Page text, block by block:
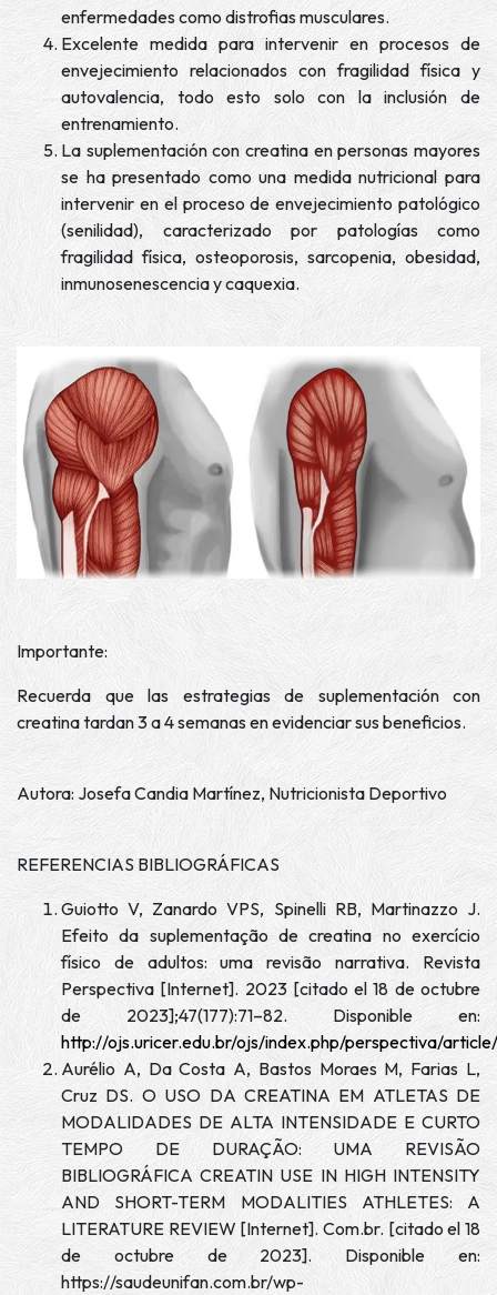
enfermedades como distrofias musculares.
Excelente medida para intervenir en procesos de
envejecimiento relacionados con fragilidad física y
autovalencia, todo esto solo con la inclusión de
entrenamiento.
La suplementación con creatina en personas mayores
se ha presentado como una medida nutricional para
intervenir en el proceso de envejecimiento patológico
(senilidad), caracterizado por patologías como
fragilidad física, osteoporosis, sarcopenia, obesidad,
inmunosenescencia y caquexia.
Importante:
Recuerda que las estrategias de suplementación con
creatina tardan 3 a 4 semanas en evidenciar sus beneficios.
Autora: Josefa Candia Martínez, Nutricionista Deportivo
REFERENCIAS BIBLIOGRÁFICAS
Guiotto V, Zanardo VPS, Spinelli RB, Martinazzo J.
Efeito da suplementação de creatina no exercício
físico de adultos: uma revisão narrativa. Revista
Perspectiva [Internet]. 2023 [citado el 18 de octubre
de 2023];47(177):71–82. Disponible en:
http://ojs.uricer.edu.br/ojs/index.php/perspectiva/
Aurélio A, Da Costa A, Bastos Moraes M, Farias L,
Cruz DS. O USO DA CREATINA EM ATLETAS DE
MODALIDADES DE ALTA INTENSIDADE E CURTO
TEMPO DE DURAÇÃO: UMA REVISÃO
BIBLIOGRÁFICA CREATIN USE IN HIGH INTENSITY
AND SHORT-TERM MODALITIES ATHLETES: A
LITERATURE REVIEW [Internet]. Com.br. [citado el 18
de octubre de 2023]. Disponible en:
https://saudeunifan.com.br/wp-